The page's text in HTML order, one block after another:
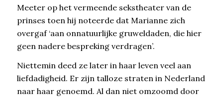
Meeter op het vermeende sekstheater van de
prinses toen hij noteerde dat Marianne zich
overgaf ‘aan onnatuurlijke gruweldaden, die hier
geen nadere bespreking verdragen’.
Niettemin deed ze later in haar leven veel aan
liefdadigheid. Er zijn talloze straten in Nederland
naar haar genoemd. Al dan niet omzoomd door